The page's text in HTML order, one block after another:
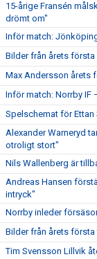
15-årige Fransén
drömt om"
Inför match:
Bilder från årets första
Max Andersson årets
Inför match: Norrby IF
Spelschemat för
Alexander Warneryd
otroligt stort"
Nils Wallenberg är
Andreas Hansen
intryck"
Norrby inleder
Bilder från årets första
Tim Svensson Lillvik